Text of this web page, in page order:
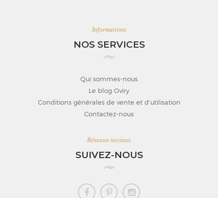
Informations
NOS SERVICES
Qui sommes-nous
Le blog Oviry
Conditions générales de vente et d’utilisation
Contactez-nous
Réseaux sociaux
SUIVEZ-NOUS